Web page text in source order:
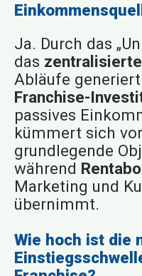
Ja. Durch das
das zentralisierte
Abläufe
Franchise-
passives
kümmert sich
grundlegende
während
Marketing und
übernimmt.
Wie hoch ist die